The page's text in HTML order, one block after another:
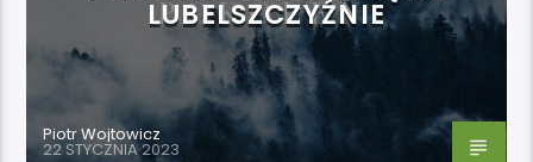
LUBELSZCZYŹNIE
Piotr Wojtowicz
22 STYCZNIA 2023